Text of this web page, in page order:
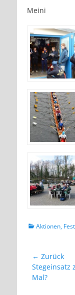
Meini
Kategorien
Aktionen,
← Zurück
Vorheriger
Beitrag:
Stegeinsatz
Mal?